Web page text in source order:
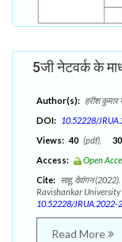
5जी नेटवर्क के
Author(s): हरीश कुमार
DOI: 10.52228/
Views: 40 (pdf),
Access:
Open
Cite: साहू, देवांगन
Ravishankar University
10.52228/JRUA.2022-
Read More